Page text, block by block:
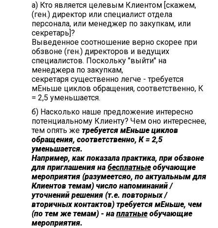
а) Кто является целевым Клиентом [скажем,
(ген.) директор или специалист отдела
персонала, или менеджер по закупкам, или
секретарь]?
Выведенное соотношение верно скорее при
обзвоне (ген.) директоров и ведущих
специалистов. Поскольку "выйти" на
менеджера по закупкам,
секретаря существенно легче - требуется
мЕньше циклов обращения, соответственно, К
= 2,5 уменьшается.
б) Насколько наше предложение интересно
потенциальному Клиенту? Чем оно интереснее,
тем опять же требуется мЕньше циклов
обращения, соответственно, К = 2,5
уменьшается.
Например, как показала практика, при обзвоне
для приглашения на бесплатныеобучающие
мероприятия (разумеетсяо, по актуальным для
Клиентов темам) число напоминаний /
уточнений решения (т.е. повторных /
вторичных контактов) требуется мЕньше, чем
(по тем же темам) - на платныеобучающие
мероприятия.